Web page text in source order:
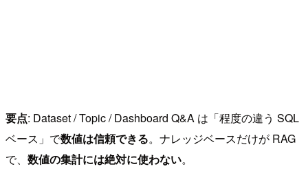
要点: Dataset / Topic / Dashboard Q&A は「程度の違う SQL
ベース」で数値は信頼できる。ナレッジベースだけが RAG
で、 数値の集計には絶対に使わない。